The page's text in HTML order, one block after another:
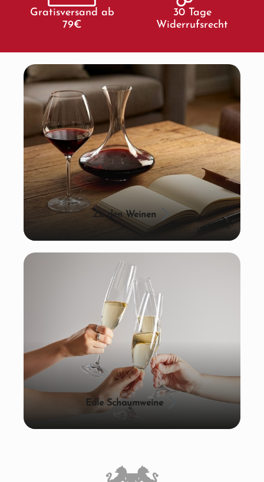
Gratisversand ab
79€
30 Tage
Widerrufsrecht
Zu den Weinen
Edle Schaumweine